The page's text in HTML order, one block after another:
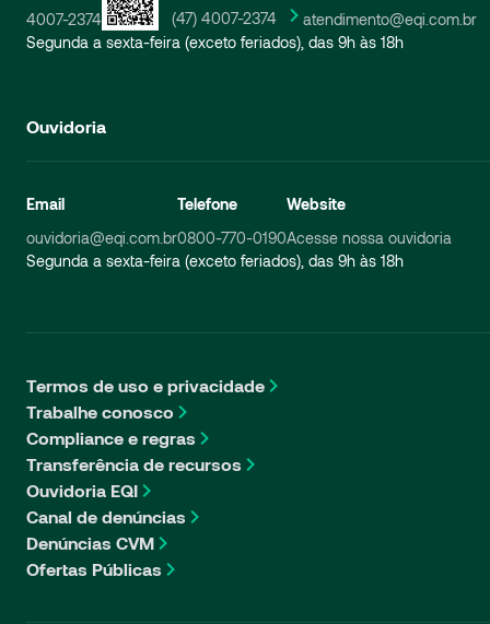
4007-2374
(47) 4007-2374
atendimento@eqi.com.br
Segunda a sexta-feira (exceto feriados), das 9h às 18h
Ouvidoria
Email
ouvidoria@eqi.com.br
Telefone
0800-770-0190
Website
Acesse nossa ouvidoria
Segunda a sexta-feira (exceto feriados), das 9h às 18h
Termos de uso e privacidade
Trabalhe conosco
Compliance e regras
Transferência de recursos
Ouvidoria EQI
Canal de denúncias
Denúncias CVM
Ofertas Públicas